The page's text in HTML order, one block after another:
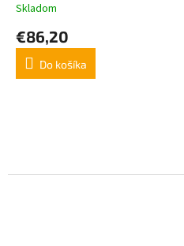
Skladom
€86,20
Do košíka